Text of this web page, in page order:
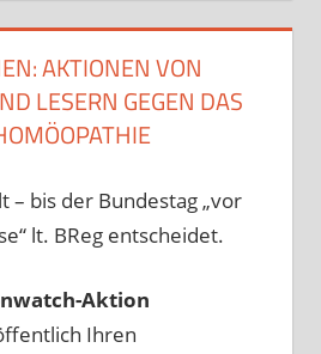
AKTIONEN VON
LESERN GEGEN DAS
– bis der Bundestag „vor
lt. BReg entscheidet.
Aktion
Ihren